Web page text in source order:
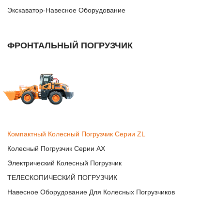
Экскаватор-Навесное Оборудование
ФРОНТАЛЬНЫЙ ПОГРУЗЧИК
Компактный Колесный Погрузчик Серии ZL
Колесный Погрузчик Серии AX
Электрический Колесный Погрузчик
ТЕЛЕСКОПИЧЕСКИЙ ПОГРУЗЧИК
Навесное Оборудование Для Колесных Погрузчиков